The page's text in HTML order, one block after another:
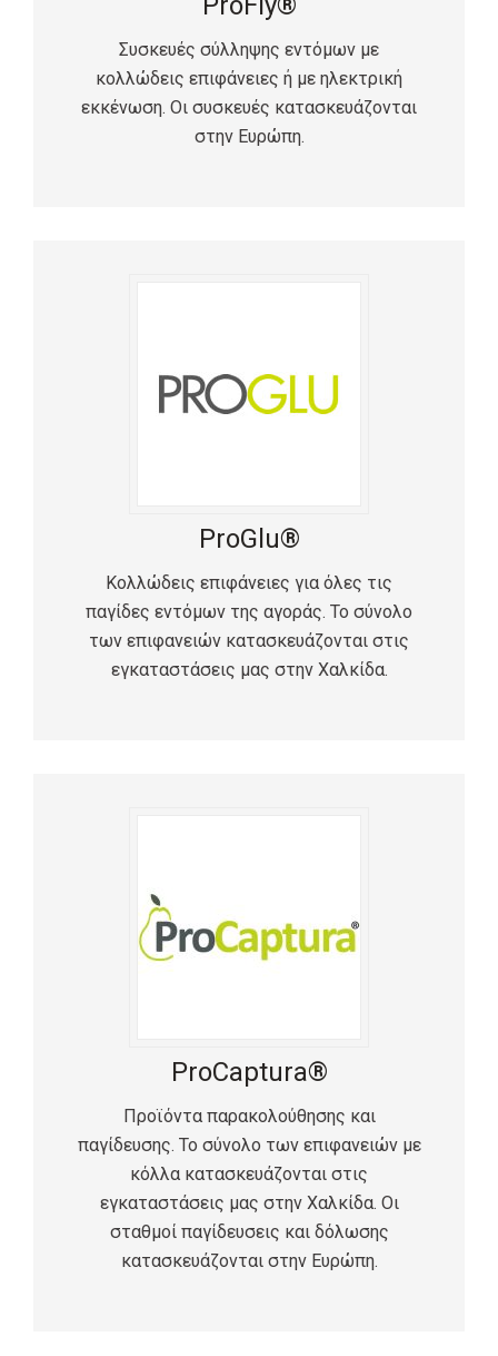
Συσκευές σύλληψης εντόμων με
κολλώδεις επιφάνειες ή με ηλεκτρική
εκκένωση. Οι συσκευές κατασκευάζονται
στην Ευρώπη.
ProGlu®
Κολλώδεις επιφάνειες για όλες τις
παγίδες εντόμων της αγοράς. Το σύνολο
των επιφανειών κατασκευάζονται στις
εγκαταστάσεις μας στην Χαλκίδα.
ProCaptura®
Προϊόντα παρακολούθησης και
παγίδευσης. Το σύνολο των επιφανειών με
κόλλα κατασκευάζονται στις
εγκαταστάσεις μας στην Χαλκίδα. Οι
σταθμοί παγίδευσεις και δόλωσης
κατασκευάζονται στην Ευρώπη.